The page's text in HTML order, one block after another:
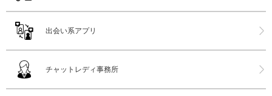
出会い系アプリ
チャットレディ事務所